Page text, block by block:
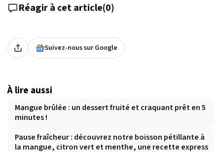
Réagir à cet article(0)
Suivez-nous sur Google
À lire aussi
Mangue brûlée : un dessert fruité et craquant prêt en 5
minutes !
Pause fraîcheur : découvrez notre boisson pétillante à
la mangue, citron vert et menthe, une recette express